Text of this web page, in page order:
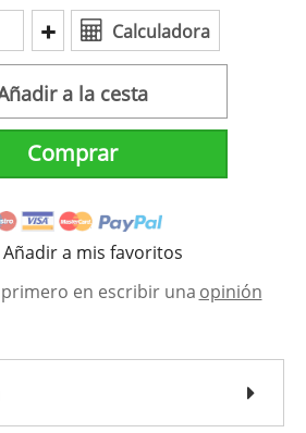
Calculadora
a la cesta
Comprar
Añadir a mis favoritos
primero en escribir una opinión